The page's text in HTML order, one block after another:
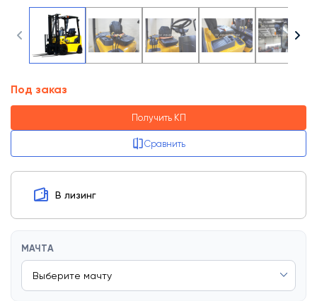
Под заказ
Получить КП
Сравнить
В лизинг
МАЧТА